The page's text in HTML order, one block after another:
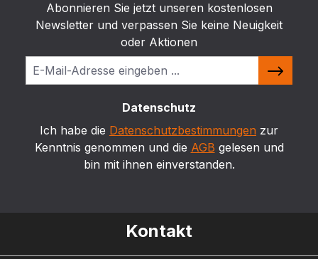
Abonnieren Sie jetzt unseren kostenlosen
Newsletter und verpassen Sie keine Neuigkeit
oder Aktionen
Datenschutz
Ich habe die Datenschutzbestimmungen zur
Kenntnis genommen und die AGB gelesen und
bin mit ihnen einverstanden.
Kontakt